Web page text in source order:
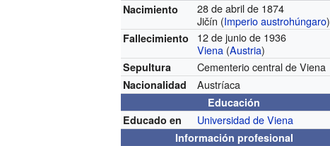
Nacimiento
28 de abril de 1874
Jičín (Imperio austrohúngaro)
Fallecimiento
12 de junio de 1936
Viena (Austria)
Sepultura Cementerio central de Viena
Nacionalidad Austríaca
Educación
Educado en
Universidad de Viena
Información profesional